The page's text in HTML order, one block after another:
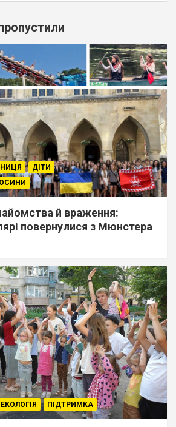
ДІТИ
й враження:
повернулися з Мюнстера
ЕКОЛОГІЯ ПІДТРИМКА